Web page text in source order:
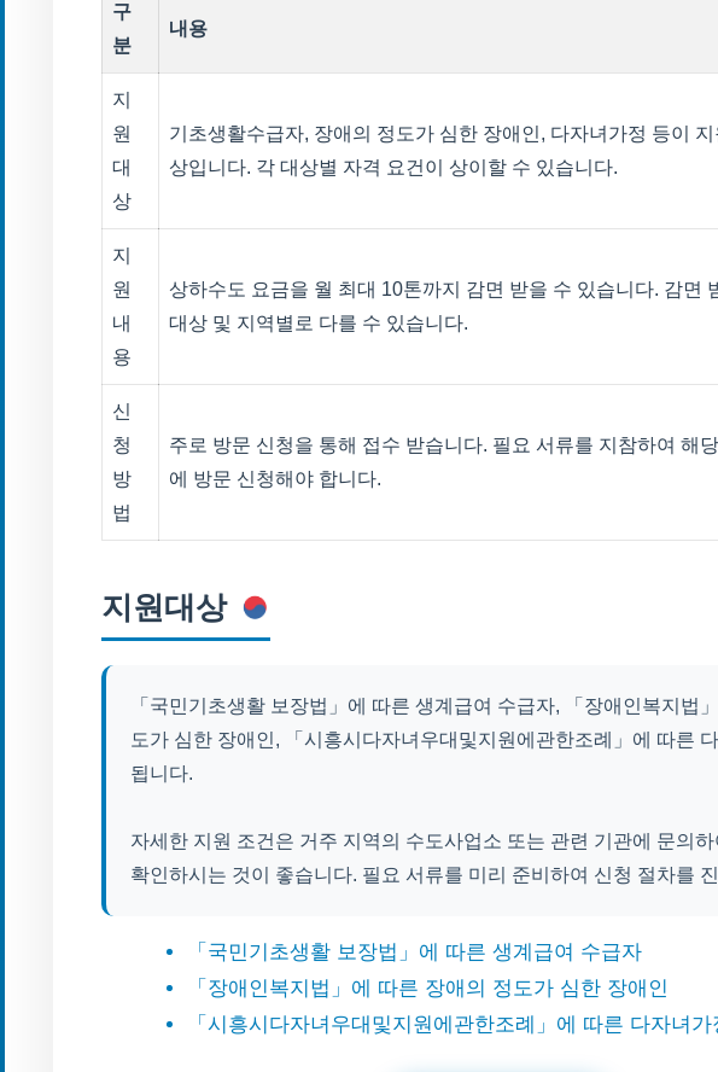
구
분
내용
지
원
대
상
기초생활수급자, 장애의 정도가 심한 장애인, 다자녀가정 등이 지
상입니다. 각 대상별 자격 요건이 상이할 수 있습니다.
지
원
내
용
상하수도 요금을 월 최대 10톤까지 감면 받을 수 있습니다. 감면
대상 및 지역별로 다를 수 있습니다.
신
청
방
법
주로 방문 신청을 통해 접수 받습니다. 필요 서류를 지참하여 해
에 방문 신청해야 합니다.
지원대상
「국민기초생활 보장법」에 따른 생계급여 수급자, 「장애인복지법
도가 심한 장애인, 「시흥시다자녀우대및지원에관한조례」에 따른
됩니다.
자세한 지원 조건은 거주 지역의 수도사업소 또는 관련 기관에 문의
확인하시는 것이 좋습니다. 필요 서류를 미리 준비하여 신청 절차를
「국민기초생활 보장법」에 따른 생계급여 수급자
「장애인복지법」에 따른 장애의 정도가 심한 장애인
「시흥시다자녀우대및지원에관한조례」에 따른 다자녀가